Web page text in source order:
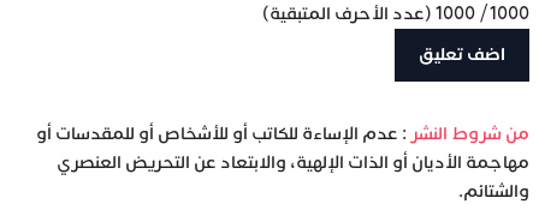
1000
/
1000 (عدد الأحرف المتبقية)
‫من شروط النشر : عدم الإساءة للكاتب أو للأشخاص أو للمقدسات أو
مهاجمة الأديان أو الذات الإلهية، والابتعاد عن التحريض العنصري
والشتائم.